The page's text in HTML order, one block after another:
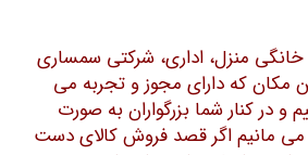
منزل، اداری، شرکتی سمساری
که دارای مجوز و تجربه می
و در کنار شما بزرگواران به صورت
می مانیم اگر قصد فروش کالای دست